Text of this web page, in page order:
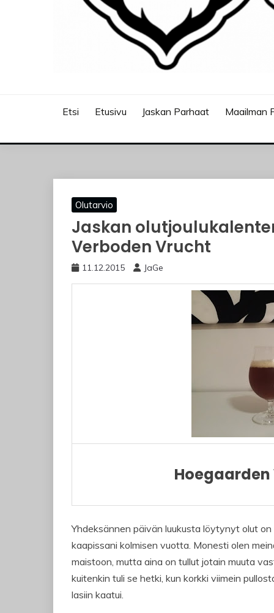
Etsi Etusivu Jaskan Parhaat Maailman
Olutarvio
Jaskan
Verboden Vrucht
11.12.2015 JaGe
Yhdeksännen päivän luukusta löytynyt olut
kaapissani kolmisen vuotta. Monesti olen
maistoon, mutta aina on tullut jotain muuta
kuitenkin tuli se hetki, kun korkki viimein
lasiin kaatui.